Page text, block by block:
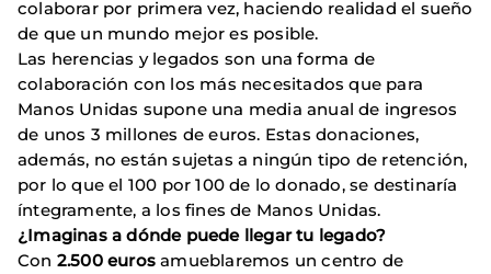
colaborar por primera vez, haciendo realidad el sueño
de que un mundo mejor es posible.
Las herencias y legados son una forma de
colaboración con los más necesitados que para
Manos Unidas supone una media anual de ingresos
de unos 3 millones de euros. Estas donaciones,
además, no están sujetas a ningún tipo de retención,
por lo que el 100 por 100 de lo donado, se destinaría
íntegramente, a los fines de Manos Unidas.
¿Imaginas a dónde puede llegar tu legado?
Con 2.500 euros amueblaremos un centro de